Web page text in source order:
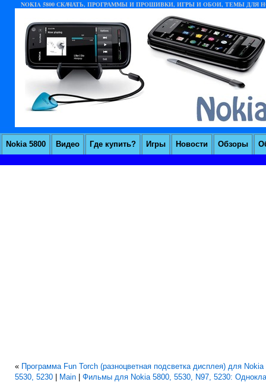
NOKIA 5800 СКАЧАТЬ, ПРОГРАММЫ И ПРОШИВКИ, ИГРЫ И ОБОИ, ТЕМЫ ДЛЯ
Nokia 5800 Видео Где купить? Игры Новости Обзоры
« Программа Fun Torch (разноцветная подсветка дисплея) для
5530, 5230
Main
Фильмы для Nokia 5800, 5530, N97, 5230: